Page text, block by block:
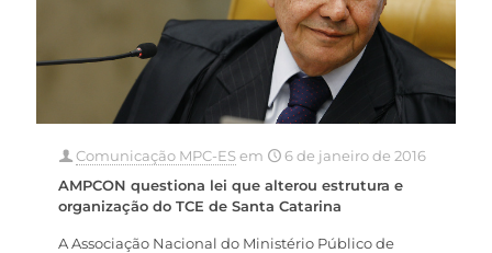
Comunicação MPC-ESem
6 de janeiro de 2016
AMPCON questiona lei que alterou estrutura e
organização do TCE de Santa Catarina
A Associação Nacional do Ministério Público de